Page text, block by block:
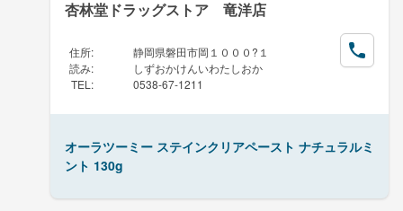
杏林堂ドラッグストア 竜洋店
住所:
静岡県磐田市岡１０００?１
読み:
しずおかけんいわたしおか
TEL : 0538-67-1211
オーラツーミー ステインクリアペースト ナチュラルミ
ント 130g